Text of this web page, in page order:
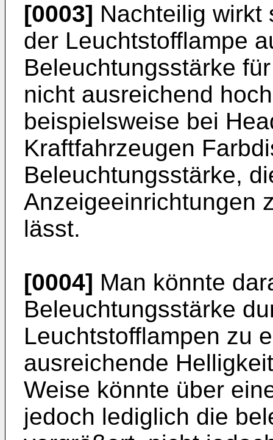
[0003] Nachteilig wirkt
der Leuchtstofflampe
Beleuchtungsstärke
nicht ausreichend
beispielsweise bei
Kraftfahrzeugen
Beleuchtungsstärke,
Anzeigeeinrichtungen
lässt.
[0004] Man könnte
Beleuchtungsstärke
Leuchtstofflampen zu
ausreichende
Weise könnte über
jedoch lediglich die